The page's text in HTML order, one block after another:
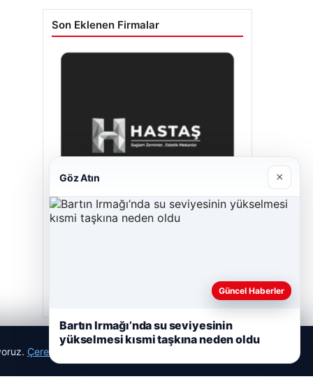
Son Eklenen Firmalar
Çerez Politikamız
Göz Atın ×
Güncel Haberler
Bartın Irmağı’nda su seviyesinin
yükselmesi kısmi taşkına neden oldu